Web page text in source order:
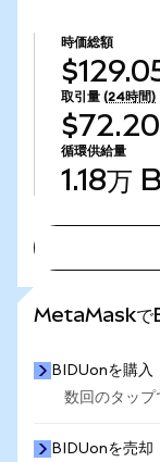
時価総額
取引量 (24時間)
循環供給量
1.18万
MetaMaskで
BIDUonを購入
数回のタップ
BIDUonを売却